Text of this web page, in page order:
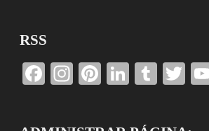
RSS
Facebook
Instagram
Pinterest
LinkedIn